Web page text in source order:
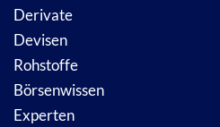
Derivate
Devisen
Rohstoffe
Börsenwissen
Experten